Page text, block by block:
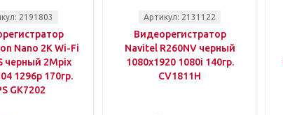
2191803
Nano 2K Wi-Fi
черный 2Mpix
1296p 170гр.
GK7202
Артикул: 2131122
Видеорегистратор
Navitel R260NV черный
1080x1920 1080i 140гр.
CV1811H